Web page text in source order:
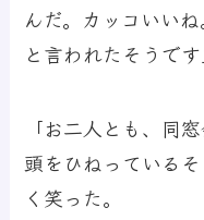
んだ。カッコいい
と言われたそうです
「お二人とも、同
頭をひねっている
く笑った。